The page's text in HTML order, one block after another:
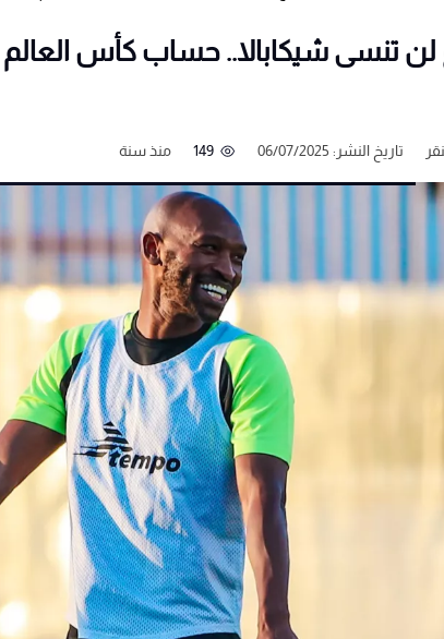
لن تنسى شيكابالا.. حساب كأس
تاريخ النشر: 06/07/2025 149 منذ سنة